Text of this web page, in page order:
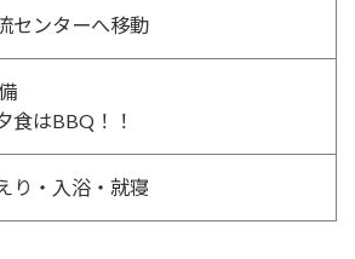
センターへ移動
食はBBQ！！
り・入浴・就寝